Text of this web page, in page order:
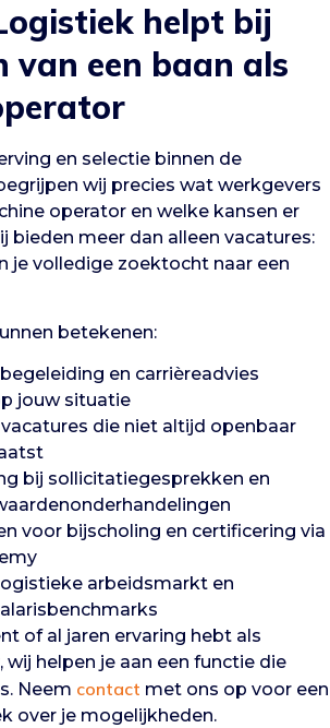
helpt bij
van een baan als
en selectie binnen de
wij precies wat werkgevers
operator en welke kansen er
bieden meer dan alleen vacatures:
je volledige zoektocht naar een
betekenen:
en carrièreadvies
jouw situatie
die niet altijd openbaar
bij sollicitatiegesprekken en
voor bijscholing en certificering via
arbeidsmarkt en
of al jaren ervaring hebt als
helpen je aan een functie die
Neem contact met ons op voor een
over je mogelijkheden.